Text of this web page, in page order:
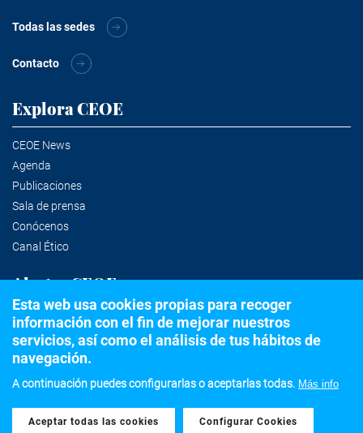
Todas las sedes
Contacto
Explora CEOE
CEOE News
Agenda
Publicaciones
Sala de prensa
Conócenos
Canal Ético
Alertas CEOE
Suscríbete a la newsletter
©2020 Confederación Española de Organizaciones Empresariales
Aviso legal
Esta web usa cookies propias para recoger
información con el fin de mejorar nuestros
servicios, así como el análisis de tus hábitos de
navegación.
A continuación puedes configurarlas o aceptarlas todas. Más info
Aceptar todas las cookies
Withdraw consent